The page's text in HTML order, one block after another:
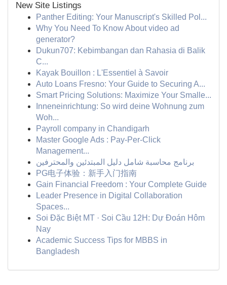
New Site Listings
Panther Editing: Your Manuscript's Skilled Pol...
Why You Need To Know About video ad
generator?
Dukun707: Kebimbangan dan Rahasia di Balik
C...
Kayak Bouillon : L'Essentiel à Savoir
Auto Loans Fresno: Your Guide to Securing A...
Smart Pricing Solutions: Maximize Your Smalle...
Inneneinrichtung: So wird deine Wohnung zum
Woh...
Payroll company in Chandigarh
Master Google Ads : Pay-Per-Click
Management...
برنامج محاسبة شامل دليل المبتدئين والمحترفين
PG电子体验：新手入门指南
Gain Financial Freedom : Your Complete Guide
Leader Presence in Digital Collaboration
Spaces...
Soi Đặc Biệt MT · Soi Cầu 12H: Dự Đoán Hôm
Nay
Academic Success Tips for MBBS in
Bangladesh